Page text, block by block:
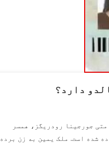
دارد؟
جورجینا رودریگز، همسر
شده است. ملک یمین به زن برده